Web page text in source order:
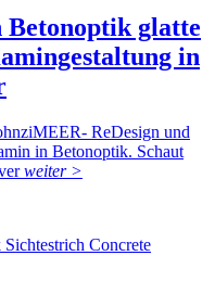
Betonoptik glatte
in
ReDesign und
in Betonoptik. Schaut
weiter >